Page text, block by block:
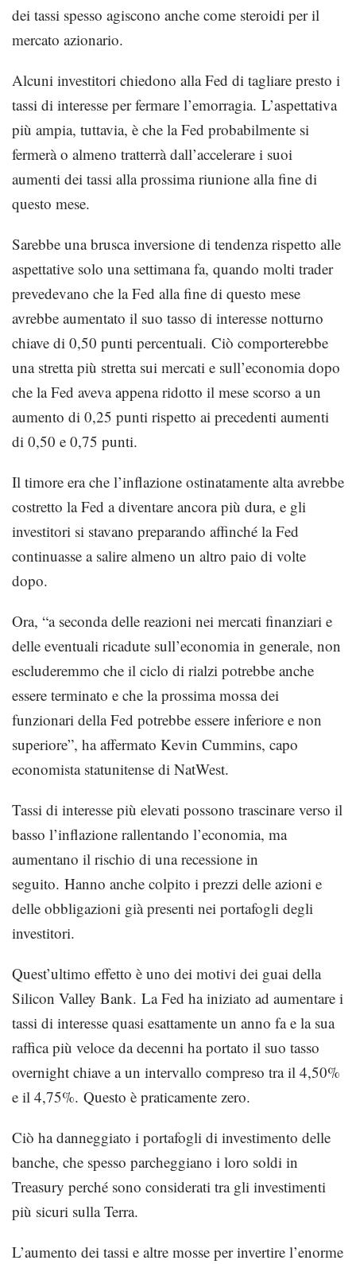
dei tassi spesso agiscono anche come steroidi per il
mercato azionario.
Alcuni investitori chiedono alla Fed di tagliare presto i
tassi di interesse per fermare l’emorragia. L’aspettativa
più ampia, tuttavia, è che la Fed probabilmente si
fermerà o almeno tratterrà dall’accelerare i suoi
aumenti dei tassi alla prossima riunione alla fine di
questo mese.
Sarebbe una brusca inversione di tendenza rispetto alle
aspettative solo una settimana fa, quando molti trader
prevedevano che la Fed alla fine di questo mese
avrebbe aumentato il suo tasso di interesse notturno
chiave di 0,50 punti percentuali. Ciò comporterebbe
una stretta più stretta sui mercati e sull’economia dopo
che la Fed aveva appena ridotto il mese scorso a un
aumento di 0,25 punti rispetto ai precedenti aumenti
di 0,50 e 0,75 punti.
Il timore era che l’inflazione ostinatamente alta avrebbe
costretto la Fed a diventare ancora più dura, e gli
investitori si stavano preparando affinché la Fed
continuasse a salire almeno un altro paio di volte
dopo.
Ora, “a seconda delle reazioni nei mercati finanziari e
delle eventuali ricadute sull’economia in generale, non
escluderemmo che il ciclo di rialzi potrebbe anche
essere terminato e che la prossima mossa dei
funzionari della Fed potrebbe essere inferiore e non
superiore”, ha affermato Kevin Cummins, capo
economista statunitense di NatWest.
Tassi di interesse più elevati possono trascinare verso il
basso l’inflazione rallentando l’economia, ma
aumentano il rischio di una recessione in
seguito. Hanno anche colpito i prezzi delle azioni e
delle obbligazioni già presenti nei portafogli degli
investitori.
Quest’ultimo effetto è uno dei motivi dei guai della
Silicon Valley Bank. La Fed ha iniziato ad aumentare i
tassi di interesse quasi esattamente un anno fa e la sua
raffica più veloce da decenni ha portato il suo tasso
overnight chiave a un intervallo compreso tra il 4,50%
e il 4,75%. Questo è praticamente zero.
Ciò ha danneggiato i portafogli di investimento delle
banche, che spesso parcheggiano i loro soldi in
Treasury perché sono considerati tra gli investimenti
più sicuri sulla Terra.
L’aumento dei tassi e altre mosse per invertire l’enorme